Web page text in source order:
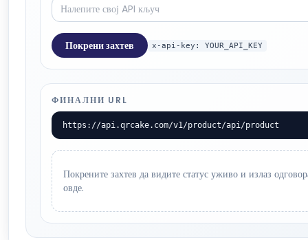
Покрени захтев x-api-key: YOUR_API_KEY
ФИНАЛНИ URL
https://api.qrcake.com/v1/product/api/product
Покрените захтев да видите статус уживо и излаз
овде.